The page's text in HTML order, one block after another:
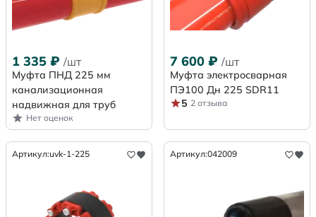
1 335 ₽ /шт
Муфта ПНД 225 мм
канализационная
надвижная для труб
Нет оценок
7 600 ₽ /шт
Муфта электросварная
ПЭ100 Дн 225 SDR11
5 2 отзыва
Артикул:uvk-1-225 Артикул:042009